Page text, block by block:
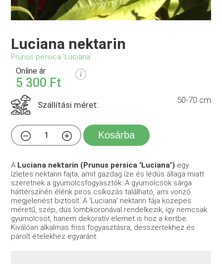
Luciana nektarin
Prunus persica 'Luciana'
Online ár
5 300 Ft
Szállítási méret: 50-70 cm
Kosárba
A Luciana nektarin (Prunus persica 'Luciana') egy
ízletes nektarin fajta, amit gazdag íze és lédús állaga miatt
szeretnek a gyümölcsfogyasztók. A gyümölcsök sárga
háttérszínén élénk piros csíkozás található, ami vonzó
megjelenést biztosít. A 'Luciana' nektarin fája közepes
méretű, szép, dús lombkoronával rendelkezik, így nemcsak
gyümölcsöt, hanem dekoratív elemet is hoz a kertbe.
Kiválóan alkalmas friss fogyasztásra, desszertekhez és
párolt ételekhez egyaránt.